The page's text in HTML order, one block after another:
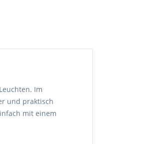
Im
und praktisch
mit einem